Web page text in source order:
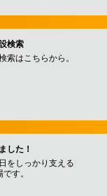
検索
索はこちらから。
した！
をしっかり支える
す。